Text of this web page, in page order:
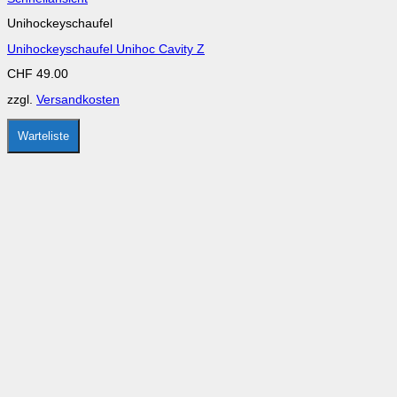
weist
Varianten
Die
können
auf
der
Produktseite
gewählt
Unihockeyschaufel
Unihockeyschaufel Unihoc Cavity Z
CHF 49.00
zzgl. Versandkosten
Warteliste